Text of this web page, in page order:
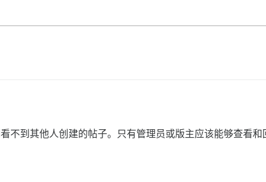
不到其他人创建的帖子。只有管理员或版主应该能够查看和